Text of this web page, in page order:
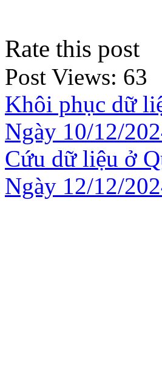
Rate this post
Post Views: 63
Khôi phục dữ
Ngày 10/12/
Cứu dữ liệu ở
Ngày 12/12/